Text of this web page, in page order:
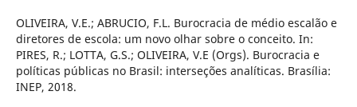
OLIVEIRA, V.E.; ABRUCIO, F.L. Burocracia de médio escalão e
diretores de escola: um novo olhar sobre o conceito. In:
PIRES, R.; LOTTA, G.S.; OLIVEIRA, V.E (Orgs). Burocracia e
políticas públicas no Brasil: interseções analíticas. Brasília:
INEP, 2018.